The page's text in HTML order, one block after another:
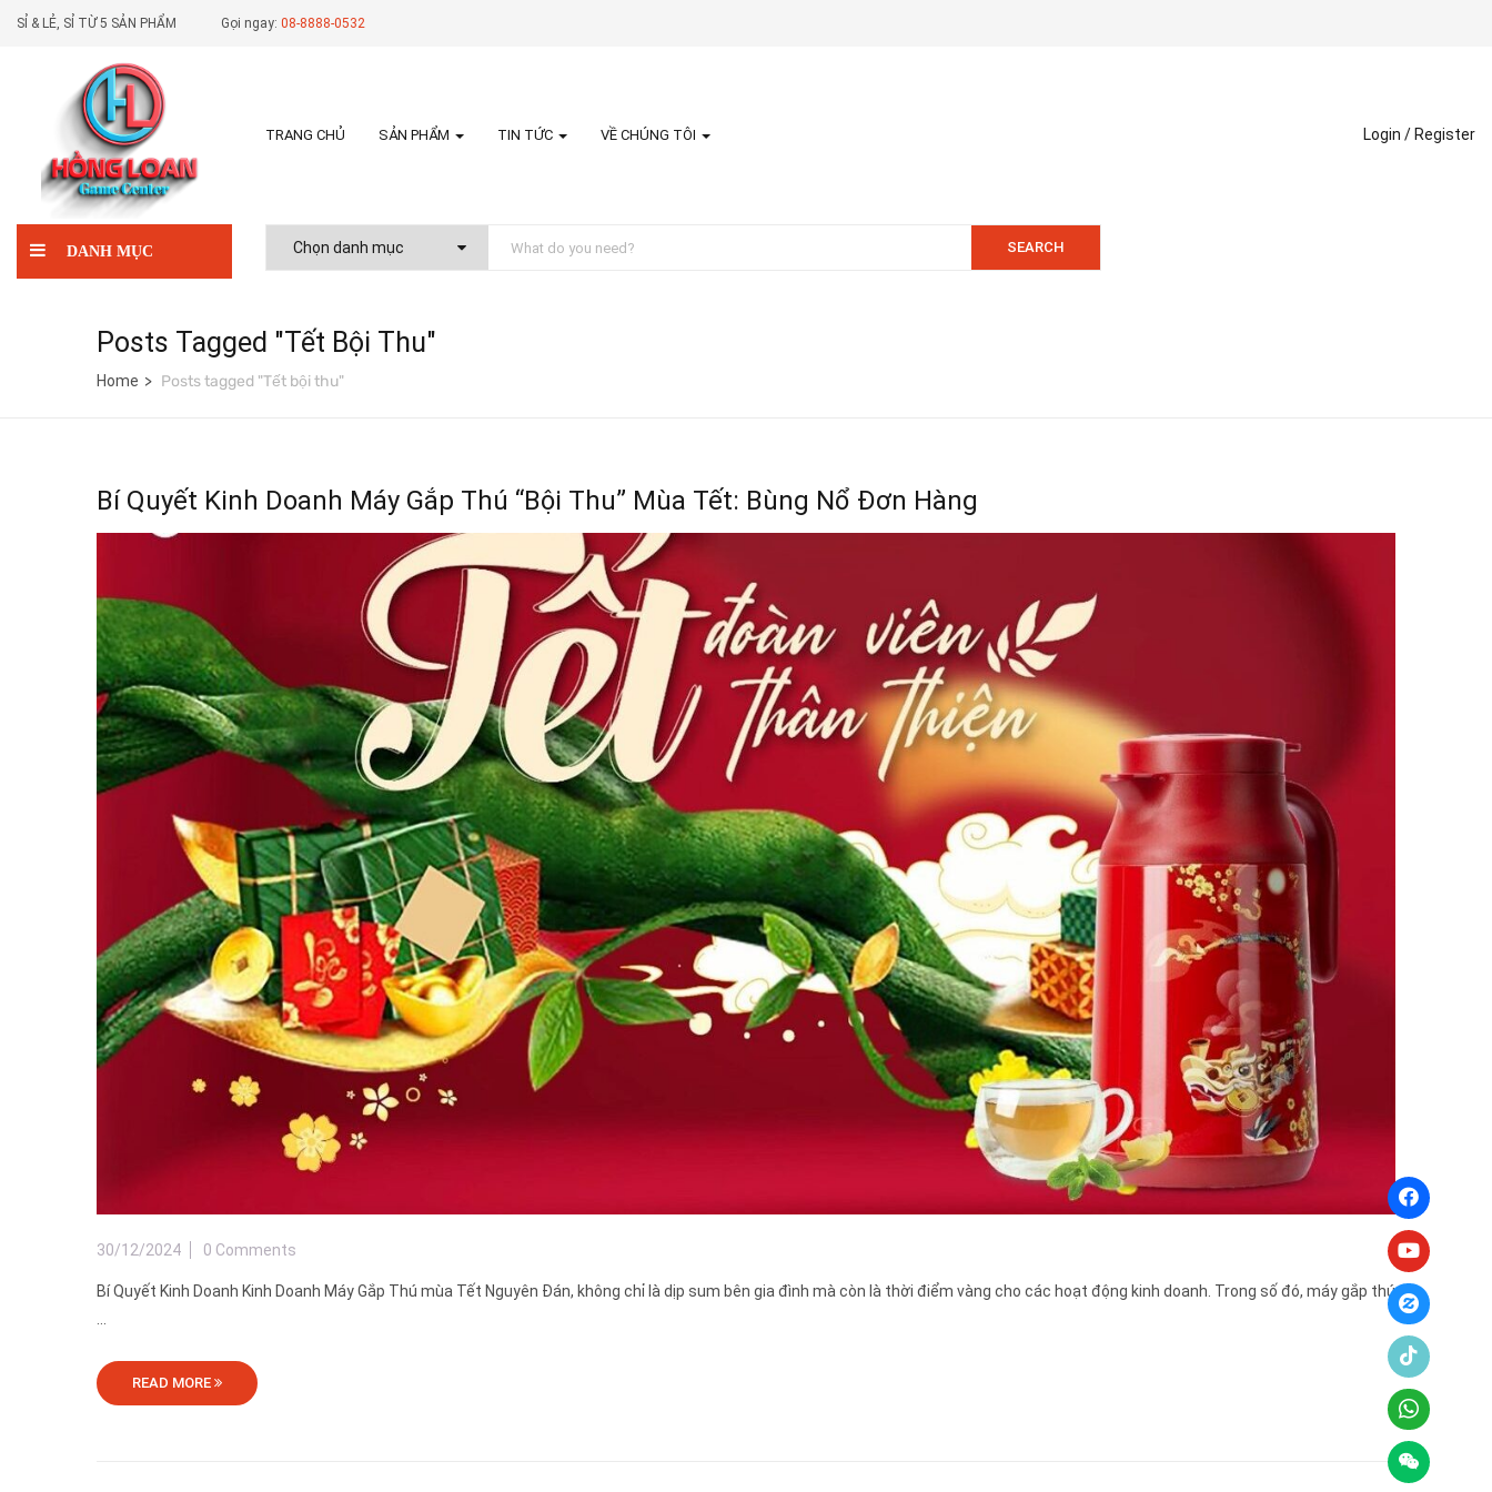
SỈ & LẺ, SỈ TỪ 5 SẢN PHẨM Gọi ngay: 08-8888-0532
TRANG CHỦ SẢN PHẨM TIN TỨC VỀ CHÚNG TÔI Login / Register
DANH MỤC SEARCH
Posts Tagged "Tết Bội Thu"
Home Posts tagged "Tết bội thu"
Bí Quyết Kinh Doanh Máy Gắp Thú “Bội Thu” Mùa Tết: Bùng Nổ Đơn Hàng
30/12/2024 0 Comments
Bí Quyết Kinh Doanh Kinh Doanh Máy Gắp Thú mùa Tết Nguyên Đán, không chỉ là dịp sum bên gia đình mà còn là thời điểm vàng cho các hoạt động kinh doanh. Trong số đó, máy gắp thú
...
READ MORE